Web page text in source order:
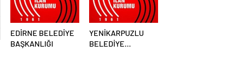
EDİRNE BELEDİYE
BAŞKANLIĞI
YENİKARPUZLU
BELEDİYE